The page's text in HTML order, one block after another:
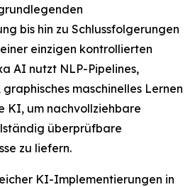
bis hin zu Schlussfolgerungen
einzigen kontrollierten
AI nutzt NLP-Pipelines,
maschinelles Lernen
KI, um nachvollziehbare
überprüfbare
zu liefern.
KI-Implementierungen in